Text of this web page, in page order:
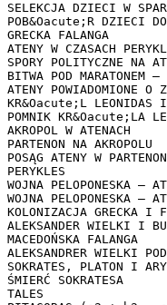
SELEKCJA DZIECI W
POB&Oacute;R DZIECI DO
GRECKA FALANGA
ATENY W CZASACH
SPORY POLITYCZNE NA
BITWA POD
ATENY POWIADOMIONE O
KR&Oacute;L LEONIDAS I
POMNIK KR&Oacute;LA
AKROPOL W ATENACH
PARTENON NA AKROPOLU
POSĄG ATENY W
PERYKLES
WOJNA PELOPONESKA –
WOJNA PELOPONESKA –
KOLONIZACJA GRECKA I
ALEKSANDER WIELKI I
MACEDOŃSKA FALANGA
ALEKSANDRER WIELKI
SOKRATES, PLATON I
ŚMIERĆ SOKRATESA
TALES